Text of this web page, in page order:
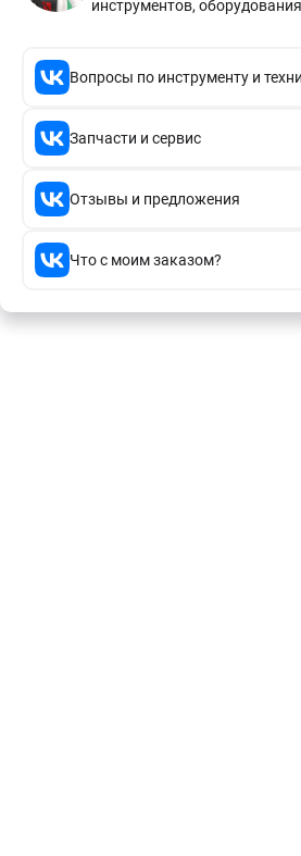
инструментов,
Вопросы по инструменту и
Запчасти и сервис
Отзывы и предложения
Что с моим заказом?